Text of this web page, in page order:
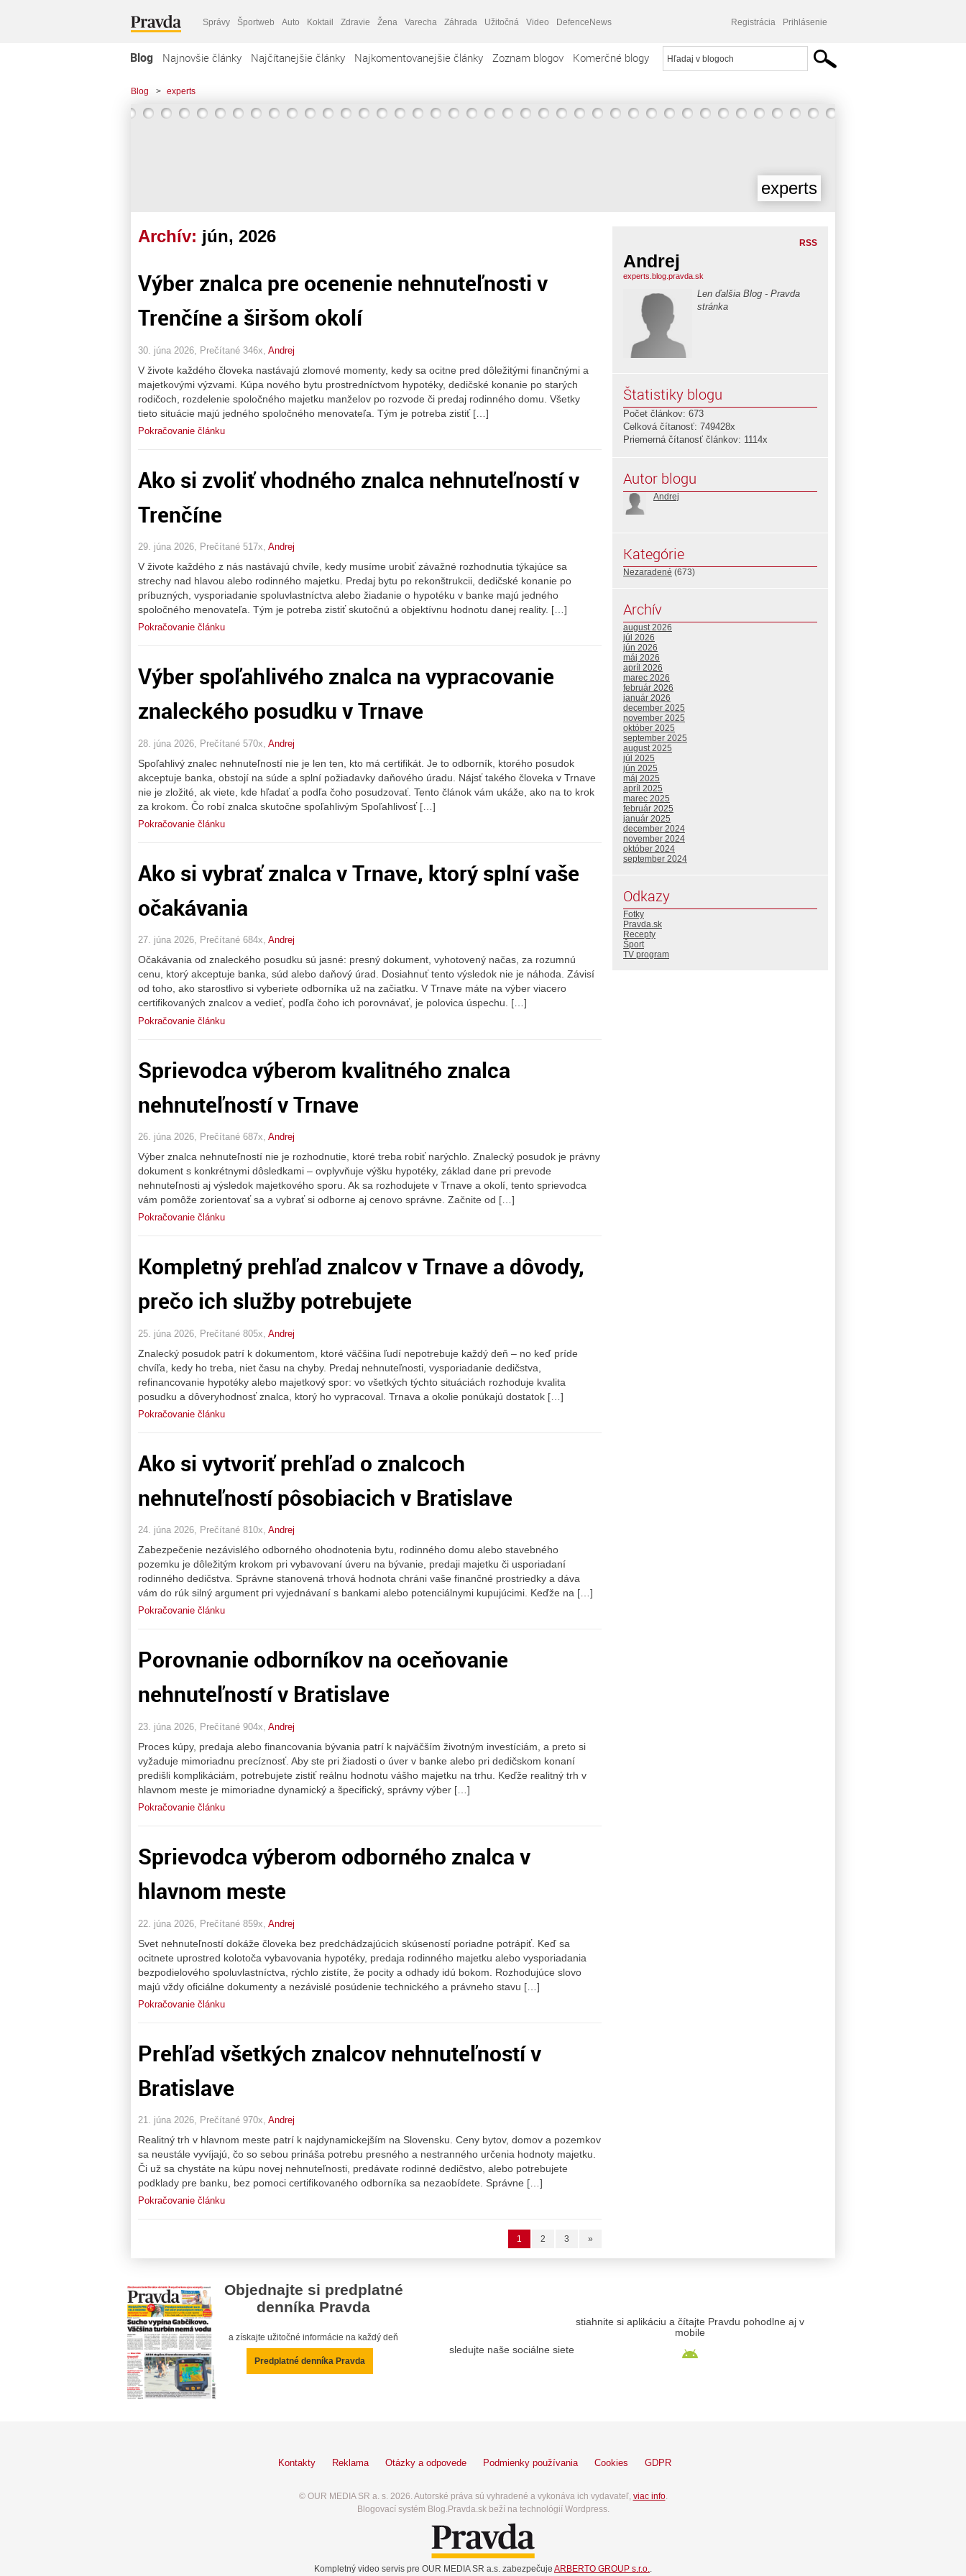
Správy Športweb Auto Koktail Zdravie Žena Varecha Záhrada Užitočná Video DefenceNews Registrácia Prihlásenie
Blog Najnovšie články Najčítanejšie články Najkomentovanejšie články Zoznam blogov Komerčné blogy
Blog > experts
experts
Archív: jún, 2026
Výber znalca pre ocenenie nehnuteľnosti v
Trenčíne a širšom okolí
30. júna 2026, Prečítané 346x, Andrej
V živote každého človeka nastávajú zlomové momenty, kedy sa ocitne pred dôležitými finančnými a
majetkovými výzvami. Kúpa nového bytu prostredníctvom hypotéky, dedičské konanie po starých
rodičoch, rozdelenie spoločného majetku manželov po rozvode či predaj rodinného domu. Všetky
tieto situácie majú jedného spoločného menovateľa. Tým je potreba zistiť […]
Pokračovanie článku
Ako si zvoliť vhodného znalca nehnuteľností v
Trenčíne
29. júna 2026, Prečítané 517x, Andrej
V živote každého z nás nastávajú chvíle, kedy musíme urobiť závažné rozhodnutia týkajúce sa
strechy nad hlavou alebo rodinného majetku. Predaj bytu po rekonštrukcii, dedičské konanie po
príbuzných, vysporiadanie spoluvlastníctva alebo žiadanie o hypotéku v banke majú jedného
spoločného menovateľa. Tým je potreba zistiť skutočnú a objektívnu hodnotu danej reality. […]
Pokračovanie článku
Výber spoľahlivého znalca na vypracovanie
znaleckého posudku v Trnave
28. júna 2026, Prečítané 570x, Andrej
Spoľahlivý znalec nehnuteľností nie je len ten, kto má certifikát. Je to odborník, ktorého posudok
akceptuje banka, obstojí na súde a splní požiadavky daňového úradu. Nájsť takého človeka v Trnave
nie je zložité, ak viete, kde hľadať a podľa čoho posudzovať. Tento článok vám ukáže, ako na to krok
za krokom. Čo robí znalca skutočne spoľahlivým Spoľahlivosť […]
Pokračovanie článku
Ako si vybrať znalca v Trnave, ktorý splní vaše
očakávania
27. júna 2026, Prečítané 684x, Andrej
Očakávania od znaleckého posudku sú jasné: presný dokument, vyhotovený načas, za rozumnú
cenu, ktorý akceptuje banka, súd alebo daňový úrad. Dosiahnuť tento výsledok nie je náhoda. Závisí
od toho, ako starostlivo si vyberiete odborníka už na začiatku. V Trnave máte na výber viacero
certifikovaných znalcov a vedieť, podľa čoho ich porovnávať, je polovica úspechu. […]
Pokračovanie článku
Sprievodca výberom kvalitného znalca
nehnuteľností v Trnave
26. júna 2026, Prečítané 687x, Andrej
Výber znalca nehnuteľností nie je rozhodnutie, ktoré treba robiť narýchlo. Znalecký posudok je právny
dokument s konkrétnymi dôsledkami – ovplyvňuje výšku hypotéky, základ dane pri prevode
nehnuteľnosti aj výsledok majetkového sporu. Ak sa rozhodujete v Trnave a okolí, tento sprievodca
vám pomôže zorientovať sa a vybrať si odborne aj cenovo správne. Začnite od […]
Pokračovanie článku
Kompletný prehľad znalcov v Trnave a dôvody,
prečo ich služby potrebujete
25. júna 2026, Prečítané 805x, Andrej
Znalecký posudok patrí k dokumentom, ktoré väčšina ľudí nepotrebuje každý deň – no keď príde
chvíľa, kedy ho treba, niet času na chyby. Predaj nehnuteľnosti, vysporiadanie dedičstva,
refinancovanie hypotéky alebo majetkový spor: vo všetkých týchto situáciách rozhoduje kvalita
posudku a dôveryhodnosť znalca, ktorý ho vypracoval. Trnava a okolie ponúkajú dostatok […]
Pokračovanie článku
Ako si vytvoriť prehľad o znalcoch
nehnuteľností pôsobiacich v Bratislave
24. júna 2026, Prečítané 810x, Andrej
Zabezpečenie nezávislého odborného ohodnotenia bytu, rodinného domu alebo stavebného
pozemku je dôležitým krokom pri vybavovaní úveru na bývanie, predaji majetku či usporiadaní
rodinného dedičstva. Správne stanovená trhová hodnota chráni vaše finančné prostriedky a dáva
vám do rúk silný argument pri vyjednávaní s bankami alebo potenciálnymi kupujúcimi. Keďže na […]
Pokračovanie článku
Porovnanie odborníkov na oceňovanie
nehnuteľností v Bratislave
23. júna 2026, Prečítané 904x, Andrej
Proces kúpy, predaja alebo financovania bývania patrí k najväčším životným investíciám, a preto si
vyžaduje mimoriadnu precíznosť. Aby ste pri žiadosti o úver v banke alebo pri dedičskom konaní
predišli komplikáciám, potrebujete zistiť reálnu hodnotu vášho majetku na trhu. Keďže realitný trh v
hlavnom meste je mimoriadne dynamický a špecifický, správny výber […]
Pokračovanie článku
Sprievodca výberom odborného znalca v
hlavnom meste
22. júna 2026, Prečítané 859x, Andrej
Svet nehnuteľností dokáže človeka bez predchádzajúcich skúseností poriadne potrápiť. Keď sa
ocitnete uprostred kolotoča vybavovania hypotéky, predaja rodinného majetku alebo vysporiadania
bezpodielového spoluvlastníctva, rýchlo zistíte, že pocity a odhady idú bokom. Rozhodujúce slovo
majú vždy oficiálne dokumenty a nezávislé posúdenie technického a právneho stavu […]
Pokračovanie článku
Prehľad všetkých znalcov nehnuteľností v
Bratislave
21. júna 2026, Prečítané 970x, Andrej
Realitný trh v hlavnom meste patrí k najdynamickejším na Slovensku. Ceny bytov, domov a pozemkov
sa neustále vyvíjajú, čo so sebou prináša potrebu presného a nestranného určenia hodnoty majetku.
Či už sa chystáte na kúpu novej nehnuteľnosti, predávate rodinné dedičstvo, alebo potrebujete
podklady pre banku, bez pomoci certifikovaného odborníka sa nezaobídete. Správne […]
Pokračovanie článku
1 2 3 »
RSS
Andrej
experts.blog.pravda.sk
Len ďalšia Blog - Pravda
stránka
Štatistiky blogu
Počet článkov: 673
Celková čítanosť: 749428x
Priemerná čítanosť článkov: 1114x
Autor blogu
Andrej
Kategórie
Nezaradené (673)
Archív
august 2026
júl 2026
jún 2026
máj 2026
apríl 2026
marec 2026
február 2026
január 2026
december 2025
november 2025
október 2025
september 2025
august 2025
júl 2025
jún 2025
máj 2025
apríl 2025
marec 2025
február 2025
január 2025
december 2024
november 2024
október 2024
september 2024
Odkazy
Fotky
Pravda.sk
Recepty
Šport
TV program
Objednajte si predplatné
denníka Pravda
a získajte užitočné informácie na každý deň
Predplatné denníka Pravda
sledujte naše sociálne siete
stiahnite si aplikáciu a čítajte Pravdu pohodlne aj v
mobile
Kontakty Reklama Otázky a odpovede Podmienky používania Cookies GDPR
© OUR MEDIA SR a. s. 2026. Autorské práva sú vyhradené a vykonáva ich vydavateľ, viac info.
Blogovací systém Blog.Pravda.sk beží na technológií Wordpress.
Kompletný video servis pre OUR MEDIA SR a.s. zabezpečuje ARBERTO GROUP s.r.o..